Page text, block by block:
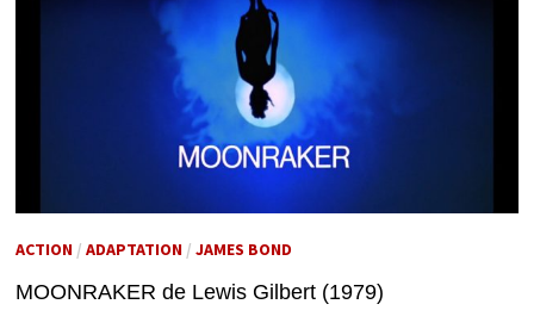
ACTION/ ADAPTATION/ JAMES BOND
MOONRAKER de Lewis Gilbert (1979)